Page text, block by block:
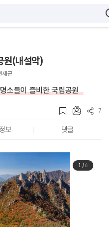
원(내설악)
제군
소들이 즐비한 국립공원
7
보 댓글
1/6